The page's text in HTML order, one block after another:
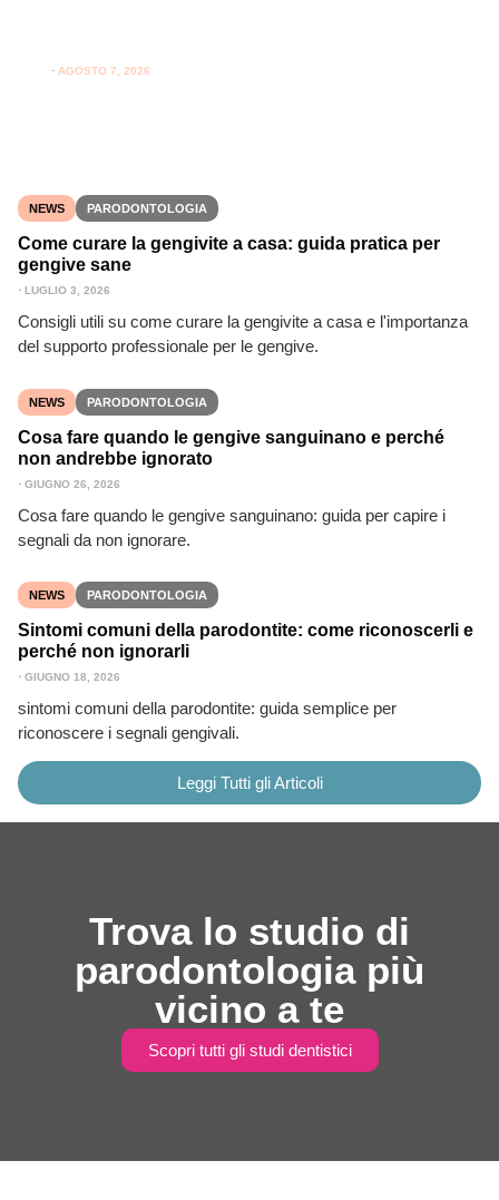
⋅ AGOSTO 7, 2026
NEWS PARODONTOLOGIA
Come curare la gengivite a casa: guida pratica per
gengive sane
⋅ LUGLIO 3, 2026
Consigli utili su come curare la gengivite a casa e l'importanza
del supporto professionale per le gengive.
NEWS PARODONTOLOGIA
Cosa fare quando le gengive sanguinano e perché
non andrebbe ignorato
⋅ GIUGNO 26, 2026
Cosa fare quando le gengive sanguinano: guida per capire i
segnali da non ignorare.
NEWS PARODONTOLOGIA
Sintomi comuni della parodontite: come riconoscerli e
perché non ignorarli
⋅ GIUGNO 18, 2026
sintomi comuni della parodontite: guida semplice per
riconoscere i segnali gengivali.
Leggi Tutti gli Articoli
Trova lo studio di
parodontologia più
vicino a te
Scopri tutti gli studi dentistici